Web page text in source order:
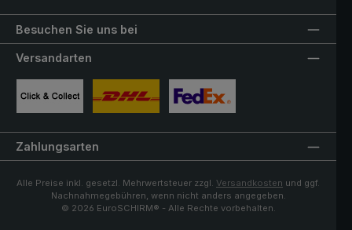
Besuchen Sie uns bei
Versandarten
Zahlungsarten
Alle Preise inkl. gesetzl. Mehrwertsteuer zzgl. Versandkosten und ggf.
Nachnahmegebühren, wenn nicht anders angegeben.
© 2026 EuroSCHIRM® - Alle Rechte vorbehalten.